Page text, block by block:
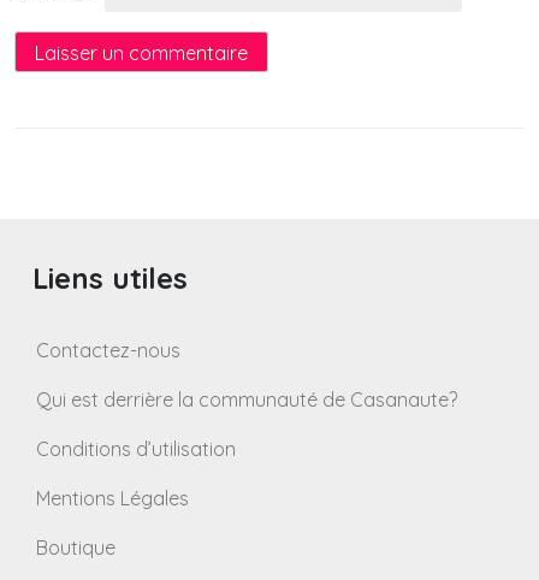
Liens utiles
Contactez-nous
Qui est derrière la communauté de Casanaute?
Conditions d’utilisation
Mentions Légales
Boutique